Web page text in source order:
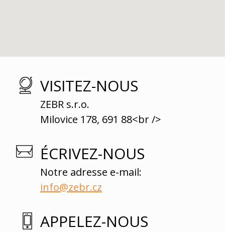
VISITEZ-NOUS
ZEBR s.r.o.
Milovice 178, 691 88<br />
ÉCRIVEZ-NOUS
Notre adresse e-mail:
info@zebr.cz
APPELEZ-NOUS